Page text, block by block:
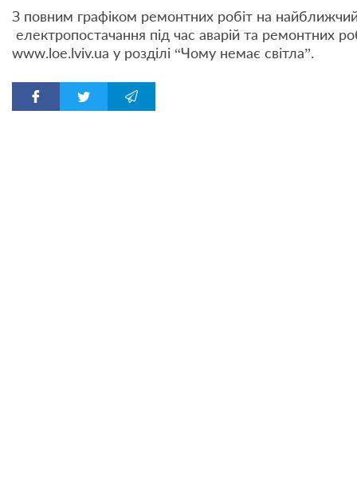
З повним графіком ремонтних робіт на
електропостачання під час аварій та ремонтних
www.loe.lviv.ua у розділі “Чому немає світла”.